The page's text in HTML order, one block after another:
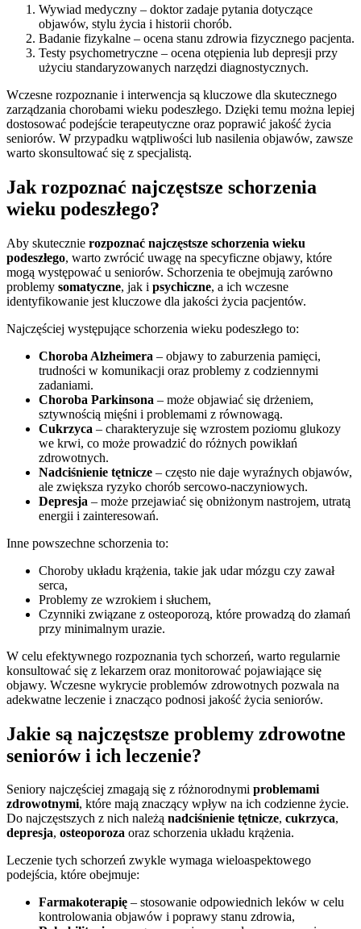
Wywiad medyczny – doktor zadaje pytania dotyczące
objawów, stylu życia i historii chorób.
Badanie fizykalne – ocena stanu zdrowia fizycznego pacjenta.
Testy psychometryczne – ocena otępienia lub depresji przy
użyciu standaryzowanych narzędzi diagnostycznych.
Wczesne rozpoznanie i interwencja są kluczowe dla skutecznego
zarządzania chorobami wieku podeszłego. Dzięki temu można lepiej
dostosować podejście terapeutyczne oraz poprawić jakość życia
seniorów. W przypadku wątpliwości lub nasilenia objawów, zawsze
warto skonsultować się z specjalistą.
Jak rozpoznać najczęstsze schorzenia
wieku podeszłego?
Aby skutecznie rozpoznać najczęstsze schorzenia wieku
podeszłego, warto zwrócić uwagę na specyficzne objawy, które
mogą występować u seniorów. Schorzenia te obejmują zarówno
problemy somatyczne, jak i psychiczne, a ich wczesne
identyfikowanie jest kluczowe dla jakości życia pacjentów.
Najczęściej występujące schorzenia wieku podeszłego to:
Choroba Alzheimera – objawy to zaburzenia pamięci,
trudności w komunikacji oraz problemy z codziennymi
zadaniami.
Choroba Parkinsona – może objawiać się drżeniem,
sztywnością mięśni i problemami z równowagą.
Cukrzyca – charakteryzuje się wzrostem poziomu glukozy
we krwi, co może prowadzić do różnych powikłań
zdrowotnych.
Nadciśnienie tętnicze – często nie daje wyraźnych objawów,
ale zwiększa ryzyko chorób sercowo-naczyniowych.
Depresja – może przejawiać się obniżonym nastrojem, utratą
energii i zainteresowań.
Inne powszechne schorzenia to:
Choroby układu krążenia, takie jak udar mózgu czy zawał
serca,
Problemy ze wzrokiem i słuchem,
Czynniki związane z osteoporozą, które prowadzą do złamań
przy minimalnym urazie.
W celu efektywnego rozpoznania tych schorzeń, warto regularnie
konsultować się z lekarzem oraz monitorować pojawiające się
objawy. Wczesne wykrycie problemów zdrowotnych pozwala na
adekwatne leczenie i znacząco podnosi jakość życia seniorów.
Jakie są najczęstsze problemy zdrowotne
seniorów i ich leczenie?
Seniory najczęściej zmagają się z różnorodnymi problemami
zdrowotnymi, które mają znaczący wpływ na ich codzienne życie.
Do najczęstszych z nich należą nadciśnienie tętnicze, cukrzyca,
depresja, osteoporoza oraz schorzenia układu krążenia.
Leczenie tych schorzeń zwykle wymaga wieloaspektowego
podejścia, które obejmuje:
Farmakoterapię – stosowanie odpowiednich leków w celu
kontrolowania objawów i poprawy stanu zdrowia,